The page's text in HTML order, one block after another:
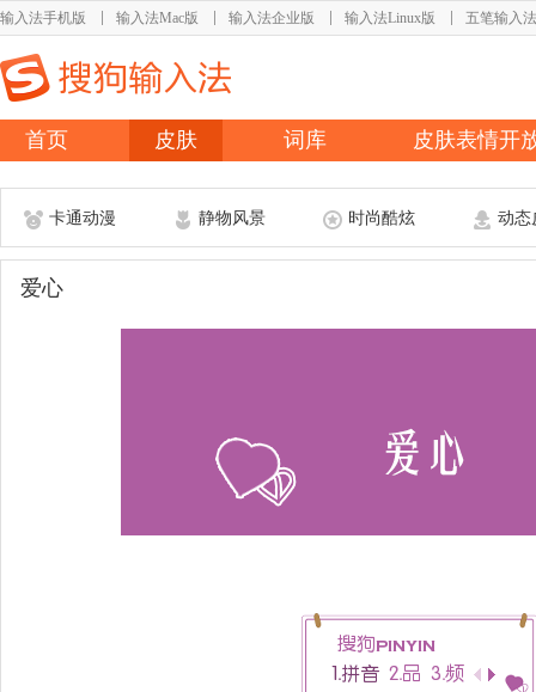
输入法手机版 输入法Mac版 输入法企业版 输入法Linux版 五笔输入法
首页 皮肤 词库 皮肤表情开
卡通动漫 静物风景 时尚酷炫 动态
爱心